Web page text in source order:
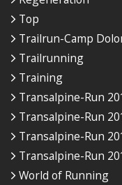
Top
Trailrun-Camp
Trailrunning
Training
Transalpine-Run
Transalpine-Run
Transalpine-Run
Transalpine-Run
World of Running